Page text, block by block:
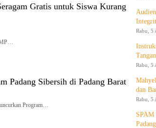
Gratis untuk Siswa Kurang
Padang Sibersih di Padang Barat
Program…
Rabu, 5
Rabu, 5
dan
Rabu, 5